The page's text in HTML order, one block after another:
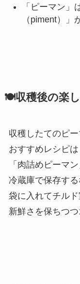
「ピーマン」
（piment）
🍽️収穫後の楽し
収穫したてのピ
おすすめレシピ
「肉詰めピーマン
冷蔵庫で保存す
袋に入れてチルド
新鮮さを保ちつ